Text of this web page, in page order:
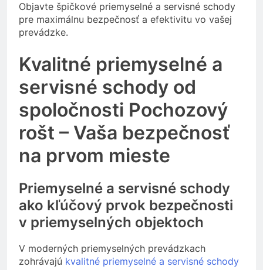
Objavte špičkové priemyselné a servisné schody
pre maximálnu bezpečnosť a efektivitu vo vašej
prevádzke.
Kvalitné priemyselné a
servisné schody od
spoločnosti Pochozový
rošt – Vaša bezpečnosť
na prvom mieste
Priemyselné a servisné schody
ako kľúčový prvok bezpečnosti
v priemyselných objektoch
V moderných priemyselných prevádzkach
zohrávajú kvalitné priemyselné a servisné schody